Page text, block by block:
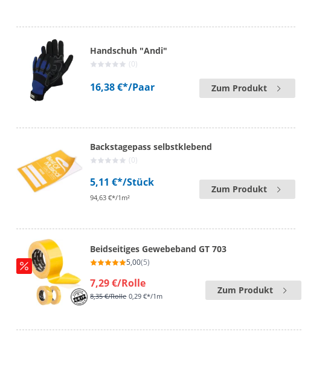
Handschuh "Andi"
(0)
16,38 €*/Paar Zum Produkt
Backstagepass selbstklebend
(0)
5,11 €*/Stück
94,63 €*/1m²
Zum Produkt
Beidseitiges Gewebeband GT 703
5,00(5)
7,29 €/Rolle
8,35 €/Rolle 0,29 €*/1m
Zum Produkt